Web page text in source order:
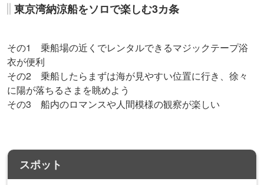
東京湾納涼船をソロで楽しむ3カ条
その1 乗船場の近くでレンタルできるマジックテープ浴
衣が便利
その2 乗船したらまずは海が見やすい位置に行き、徐々
に陽が落ちるさまを眺めよう
その3 船内のロマンスや人間模様の観察が楽しい
スポット